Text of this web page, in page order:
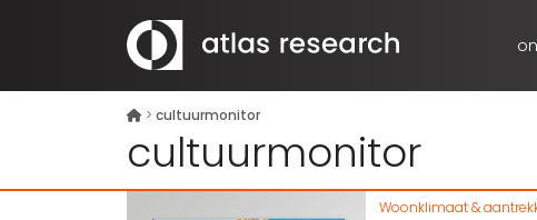
> cultuurmonitor
cultuurmonitor
Woonklimaat &